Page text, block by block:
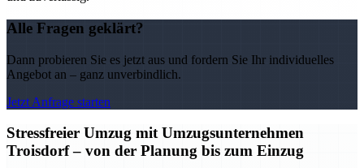
Alle Fragen geklärt?
Dann probieren Sie es jetzt aus und fordern Sie Ihr individuelles
Angebot an – ganz unverbindlich.
Jetzt Anfrage starten
Stressfreier Umzug mit Umzugsunternehmen
Troisdorf – von der Planung bis zum Einzug